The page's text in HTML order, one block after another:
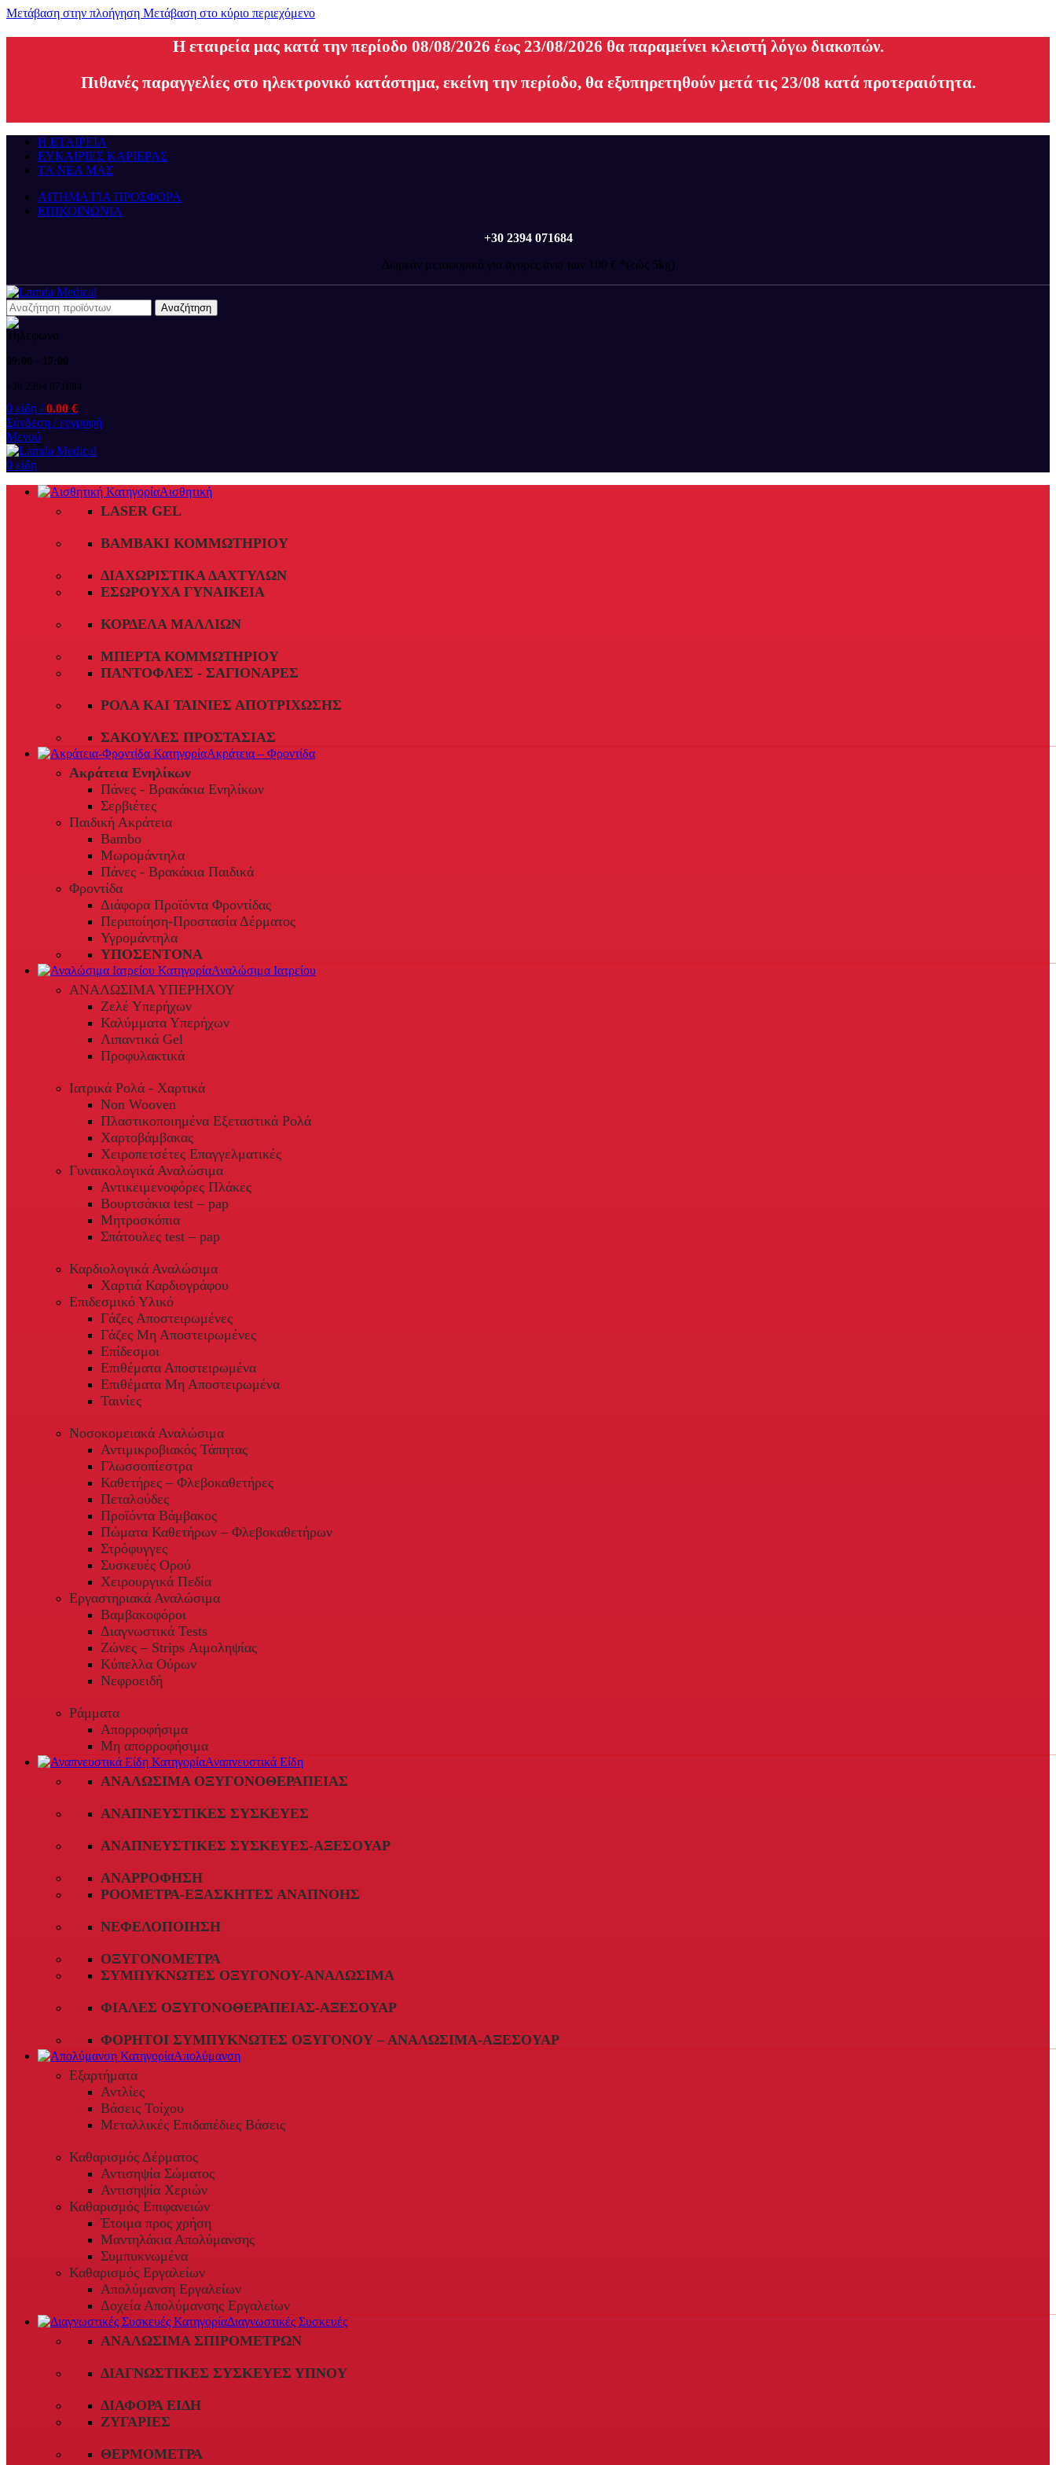
Μετάβαση στην πλοήγηση Μετάβαση στο κύριο περιεχόμενο
H εταιρεία μας κατά την περίοδο 08/08/2026 έως 23/08/2026 θα παραμείνει κλειστή λόγω διακοπών.
Πιθανές παραγγελίες στο ηλεκτρονικό κατάστημα, εκείνη την περίοδο, θα εξυπηρετηθούν μετά τις 23/08 κατά προτεραιότητα.
Η ΕΤΑΙΡΕΙΑ
ΕΥΚΑΙΡΙΕΣ ΚΑΡΙΕΡΑΣ
ΤΑ ΝΕΑ ΜΑΣ
ΑΙΤΗΜΑ ΓΙΑ ΠΡΟΣΦΟΡΑ
ΕΠΙΚΟΙΝΩΝΙΑ
+30 2394 071684
Δωρεάν μεταφορικά για αγορές άνω των 100 € *(εώς 5kg)
Αναζήτηση
09:00 - 17:00
+30 2394 071684
0 είδη / 0.00 €
Σύνδεση / εγγραφή
Μενού
0 είδη
Αισθητική
LASER GEL
ΒΑΜΒΆΚΙ ΚΟΜΜΩΤΗΡΊΟΥ
ΔΙΑΧΩΡΙΣΤΙΚΆ ΔΑΧΤΎΛΩΝ
ΕΣΏΡΟΥΧΑ ΓΥΝΑΙΚΕΊΑ
ΚΟΡΔΈΛΑ ΜΑΛΛΙΏΝ
ΜΠΈΡΤΑ ΚΟΜΜΩΤΗΡΊΟΥ
ΠΑΝΤΌΦΛΕΣ - ΣΑΓΙΟΝΆΡΕΣ
ΡΟΛΆ ΚΑΙ ΤΑΙΝΊΕΣ ΑΠΟΤΡΊΧΩΣΗΣ
ΣΑΚΟΎΛΕΣ ΠΡΟΣΤΑΣΊΑΣ
Ακράτεια – Φροντίδα
Ακράτεια Ενηλίκων
Πάνες - Βρακάκια Ενηλίκων
Σερβιέτες
Παιδική Ακράτεια
Bambo
Μωρομάντηλα
Πάνες - Βρακάκια Παιδικά
Φροντίδα
Διάφορα Προϊόντα Φροντίδας
Περιποίηση-Προστασία Δέρματος
Υγρομάντηλα
ΥΠΟΣΕΝΤΟΝΑ
Αναλώσιμα Ιατρείου
ΑΝΑΛΩΣΙΜΑ ΥΠΕΡΗΧΟΥ
Ζελέ Υπερήχων
Καλύμματα Υπερήχων
Λιπαντικά Gel
Προφυλακτικά
Ιατρικά Ρολά - Χαρτικά
Non Wooven
Πλαστικοποιημένα Εξεταστικά Ρολά
Χαρτοβάμβακας
Χειροπετσέτες Επαγγελματικές
Γυναικολογικά Αναλώσιμα
Αντικειμενοφόρες Πλάκες
Βουρτσάκια test – pap
Μητροσκόπια
Σπάτουλες test – pap
Καρδιολογικά Αναλώσιμα
Χαρτιά Καρδιογράφου
Επιδεσμικό Υλικό
Γάζες Αποστειρωμένες
Γάζες Μη Αποστειρωμένες
Επίδεσμοι
Επιθέματα Αποστειρωμένα
Επιθέματα Μη Αποστειρωμένα
Ταινίες
Νοσοκομειακά Αναλώσιμα
Αντιμικροβιακός Τάπητας
Γλωσσοπίεστρα
Καθετήρες – Φλεβοκαθετήρες
Πεταλούδες
Προϊόντα Βάμβακος
Πώματα Καθετήρων – Φλεβοκαθετήρων
Στρόφυγγες
Συσκευές Ορού
Χειρουργικά Πεδία
Εργαστηριακά Αναλώσιμα
Βαμβακοφόροι
Διαγνωστικά Tests
Ζώνες – Strips Αιμοληψίας
Κύπελλα Ούρων
Νεφροειδή
Ράμματα
Απορροφήσιμα
Μη απορροφήσιμα
Αναπνευστικά Είδη
ΑΝΑΛΏΣΙΜΑ ΟΞΥΓΟΝΟΘΕΡΑΠΕΊΑΣ
ΑΝΑΠΝΕΥΣΤΙΚΈΣ ΣΥΣΚΕΥΈΣ
ΑΝΑΠΝΕΥΣΤΙΚΈΣ ΣΥΣΚΕΥΈΣ-ΑΞΕΣΟΥΆΡ
ΑΝΑΡΡΌΦΗΣΗ
ΡΟΌΜΕΤΡΑ-ΕΞΑΣΚΗΤΈΣ ΑΝΑΠΝΟΉΣ
ΝΕΦΕΛΟΠΟΊΗΣΗ
ΟΞΥΓΟΝΌΜΕΤΡΑ
ΣΥΜΠΥΚΝΩΤΈΣ ΟΞΥΓΌΝΟΥ-ΑΝΑΛΏΣΙΜΑ
ΦΙΆΛΕΣ ΟΞΥΓΟΝΟΘΕΡΑΠΕΊΑΣ-ΑΞΕΣΟΥΆΡ
ΦΟΡΗΤΟΊ ΣΥΜΠΥΚΝΩΤΈΣ ΟΞΥΓΌΝΟΥ – ΑΝΑΛΏΣΙΜΑ-ΑΞΕΣΟΥΆΡ
Απολύμανση
Εξαρτήματα
Αντλίες
Βάσεις Τοίχου
Μεταλλικές Επιδαπέδιες Βάσεις
Καθαρισμός Δέρματος
Αντισηψία Σώματος
Αντισηψία Χεριών
Καθαρισμός Επιφανειών
Έτοιμα προς χρήση
Μαντηλάκια Απολύμανσης
Συμπυκνωμένα
Καθαρισμός Εργαλείων
Απολύμανση Εργαλείων
Δοχεία Απολύμανσης Εργαλείων
Διαγνωστικές Συσκευές
ΑΝΑΛΏΣΙΜΑ ΣΠΙΡΟΜΈΤΡΩΝ
ΔΙΑΓΝΩΣΤΙΚΈΣ ΣΥΣΚΕΥΈΣ ΎΠΝΟΥ
ΔΙΆΦΟΡΑ ΕΊΔΗ
ΖΥΓΑΡΙΈΣ
ΘΕΡΜΌΜΕΤΡΑ